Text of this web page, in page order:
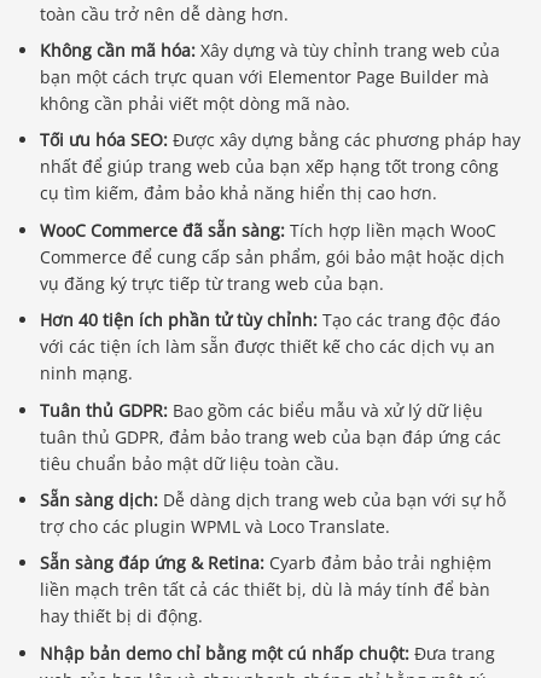
toàn cầu trở nên dễ dàng hơn.
Không cần mã hóa: Xây dựng và tùy chỉnh trang web của
bạn một cách trực quan với Elementor Page Builder mà
không cần phải viết một dòng mã nào.
Tối ưu hóa SEO: Được xây dựng bằng các phương pháp hay
nhất để giúp trang web của bạn xếp hạng tốt trong công
cụ tìm kiếm, đảm bảo khả năng hiển thị cao hơn.
WooC Commerce đã sẵn sàng: Tích hợp liền mạch WooC
Commerce để cung cấp sản phẩm, gói bảo mật hoặc dịch
vụ đăng ký trực tiếp từ trang web của bạn.
Hơn 40 tiện ích phần tử tùy chỉnh: Tạo các trang độc đáo
với các tiện ích làm sẵn được thiết kế cho các dịch vụ an
ninh mạng.
Tuân thủ GDPR: Bao gồm các biểu mẫu và xử lý dữ liệu
tuân thủ GDPR, đảm bảo trang web của bạn đáp ứng các
tiêu chuẩn bảo mật dữ liệu toàn cầu.
Sẵn sàng dịch: Dễ dàng dịch trang web của bạn với sự hỗ
trợ cho các plugin WPML và Loco Translate.
Sẵn sàng đáp ứng & Retina: Cyarb đảm bảo trải nghiệm
liền mạch trên tất cả các thiết bị, dù là máy tính để bàn
hay thiết bị di động.
Nhập bản demo chỉ bằng một cú nhấp chuột: Đưa trang